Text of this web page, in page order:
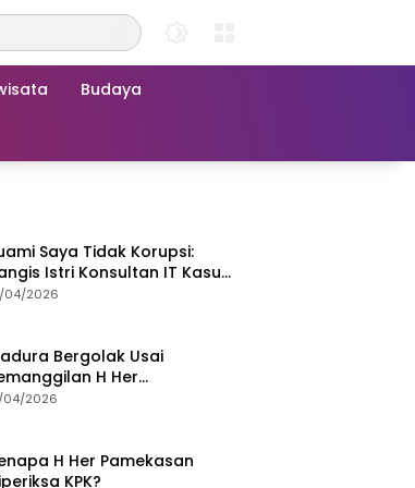
Budaya
Saya Tidak Korupsi:
Istri Konsultan IT Kasus
Dituntut 22,5 Tahun
04/2026
Bergolak Usai
H Her
Faizal Assegaf
04/2026
H Her Pamekasan
KPK?